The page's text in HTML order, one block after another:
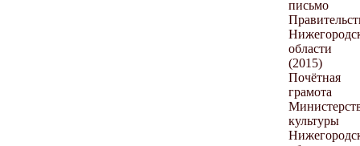
письмо
области
(2015)
Почётная
грамота
культуры